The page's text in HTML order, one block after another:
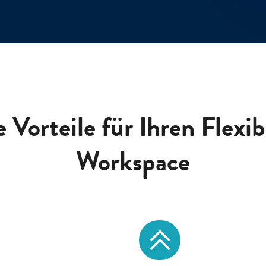
Vorteile für Ihren
Workspace